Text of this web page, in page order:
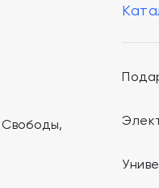
Свободы,